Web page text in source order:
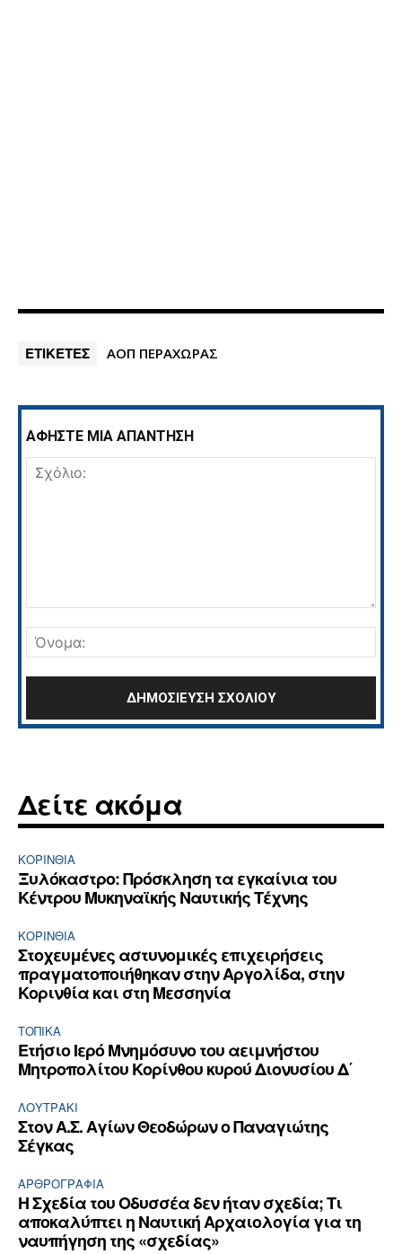
ΕΤΙΚΕΤΕΣ ΑΟΠ ΠΕΡΑΧΩΡΑΣ
ΑΦΗΣΤΕ ΜΙΑ ΑΠΑΝΤΗΣΗ
Δείτε ακόμα
ΚΟΡΙΝΘΊΑ
Ξυλόκαστρο: Πρόσκληση τα εγκαίνια του
Κέντρου Μυκηναϊκής Ναυτικής Τέχνης
ΚΟΡΙΝΘΊΑ
Στοχευμένες αστυνομικές επιχειρήσεις
πραγματοποιήθηκαν στην Αργολίδα, στην
Κορινθία και στη Μεσσηνία
ΤΟΠΙΚΑ
Ετήσιο Ιερό Μνημόσυνο του αειμνήστου
Μητροπολίτου Κορίνθου κυρού Διονυσίου Δ΄
ΛΟΥΤΡΆΚΙ
Στον Α.Σ. Αγίων Θεοδώρων ο Παναγιώτης
Σέγκας
ΑΡΘPΟΓΡΑΦΙΑ
Η Σχεδία του Οδυσσέα δεν ήταν σχεδία; Τι
αποκαλύπτει η Ναυτική Αρχαιολογία για τη
ναυπήγηση της «σχεδίας»